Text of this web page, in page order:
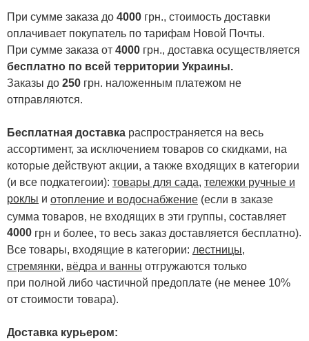
При сумме заказа до 4000 грн., стоимость доставки
оплачивает покупатель по тарифам Новой Почты.
При сумме заказа от 4000 грн., доставка осуществляется
бесплатно по всей территории Украины.
Заказы до 250 грн. наложенным платежом не
отправляются.
Бесплатная доставка распространяется на весь
ассортимент, за исключением товаров со скидками, на
которые действуют акции, а также входящих в категории
(и все подкатегоии): товары для сада, тележки ручные и
роклы и отопление и водоснабжение (если в заказе
сумма товаров, не входящих в эти группы, составляет
4000 грн и более, то весь заказ доставляется бесплатно).
Все товары, входящие в категории: лестницы,
стремянки, вёдра и ванны отгружаются только
при полной либо частичной предоплате (не менее 10%
от стоимости товара).
Доставка курьером: